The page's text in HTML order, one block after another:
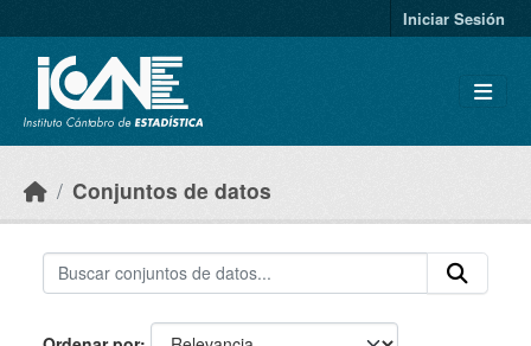
Iniciar Sesión
Conjuntos de datos